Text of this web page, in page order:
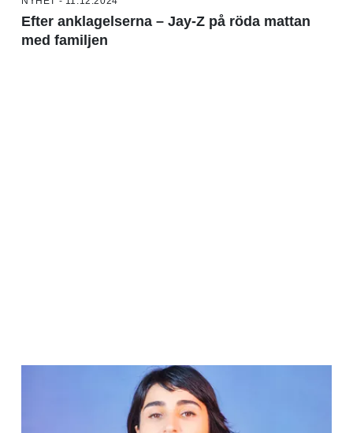
Efter anklagelserna – Jay-Z på röda mattan
med familjen